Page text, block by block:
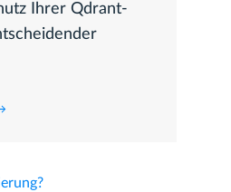
Ihrer Qdrant-